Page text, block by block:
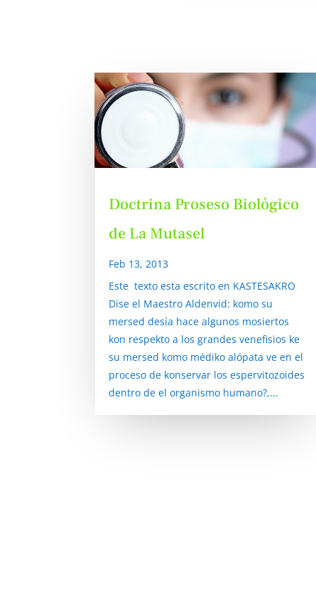
Doctrina Proseso Biológico
de La Mutasel
Feb 13, 2013
Este texto esta escrito en KASTESAKRO
Dise el Maestro Aldenvid: komo su
mersed desía hace algunos mosiertos
kon respekto a los grandes venefisios ke
su mersed komo médiko alópata ve en el
proceso de konservar los espervitozoides
dentro de el organismo humano?,...